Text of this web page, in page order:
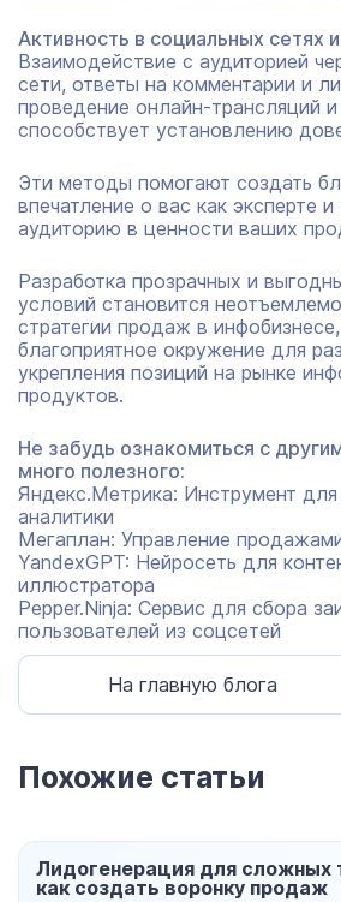
Активность в социальных сетях
Взаимодействие с аудиторией
сети, ответы на комментарии и
проведение онлайн-трансляций
способствует установлению
Эти методы помогают создать
впечатление о вас как эксперте и
аудиторию в ценности ваших
Разработка прозрачных и
условий становится
стратегии продаж в
благоприятное окружение для
укрепления позиций на рынке
продуктов.
Не забудь ознакомиться с
много полезного:
Яндекс.Метрика: Инструмент для
аналитики
Мегаплан: Управление
YandexGPT: Нейросеть для
иллюстратора
Pepper.Ninja: Сервис для сбора
пользователей из соцсетей
На главную блога
Похожие статьи
Лидогенерация для сложных
как создать воронку продаж